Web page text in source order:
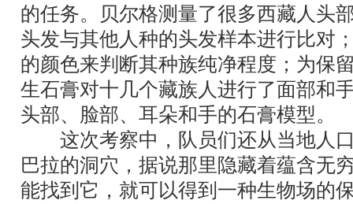
的任务。贝尔格测量了很多西藏人头
头发与其他人种的头发样本进行比对
的颜色来判断其种族纯净程度；为保
生石膏对十几个藏族人进行了面部和
头部、脸部、耳朵和手的石膏模型。
这次考察中，队员们还从当地人口
巴拉的洞穴，据说那里隐藏着蕴含无
能找到它，就可以得到一种生物场的